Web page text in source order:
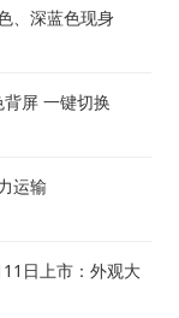
、深蓝色现身
屏 一键切换
运输
日上市：外观大